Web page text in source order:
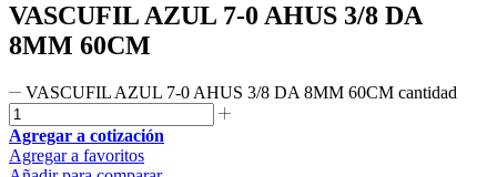
VASCUFIL AZUL 7-0 AHUS 3/8 DA
8MM 60CM
VASCUFIL AZUL 7-0 AHUS 3/8 DA 8MM 60CM cantidad
Agregar a cotización
Agregar a favoritos